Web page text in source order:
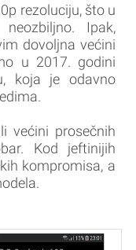
rezoluciju, što u
Ipak,
dovoljna većini
u 2017. godini
koja je odavno
većini prosečnih
Kod jeftinijih
kompromisa, a